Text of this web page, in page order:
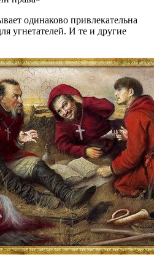
одинаково привлекательна
угнетателей. И те и другие